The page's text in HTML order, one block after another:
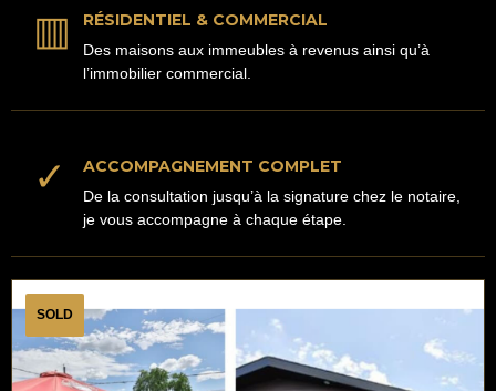
▥ RÉSIDENTIEL & COMMERCIAL
Des maisons aux immeubles à revenus ainsi qu’à
l’immobilier commercial.
✓ ACCOMPAGNEMENT COMPLET
De la consultation jusqu’à la signature chez le notaire,
je vous accompagne à chaque étape.
SOLD